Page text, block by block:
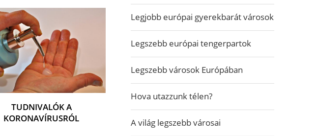
TUDNIVALÓK A
KORONAVÍRUSRÓL
Legjobb európai gyerekbarát városok
Legszebb európai tengerpartok
Legszebb városok Európában
Hova utazzunk télen?
A világ legszebb városai